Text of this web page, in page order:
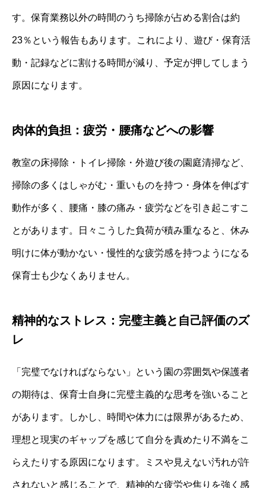
す。保育業務以外の時間のうち掃除が占める割合は約
23％という報告もあります。これにより、遊び・保育活
動・記録などに割ける時間が減り、予定が押してしまう
原因になります。
肉体的負担：疲労・腰痛などへの影響
教室の床掃除・トイレ掃除・外遊び後の園庭清掃など、
掃除の多くはしゃがむ・重いものを持つ・身体を伸ばす
動作が多く、腰痛・膝の痛み・疲労などを引き起こすこ
とがあります。日々こうした負荷が積み重なると、休み
明けに体が動かない・慢性的な疲労感を持つようになる
保育士も少なくありません。
精神的なストレス：完璧主義と自己評価のズ
レ
「完璧でなければならない」という園の雰囲気や保護者
の期待は、保育士自身に完璧主義的な思考を強いること
があります。しかし、時間や体力には限界があるため、
理想と現実のギャップを感じて自分を責めたり不満をこ
らえたりする原因になります。ミスや見えない汚れが許
されないと感じることで、精神的な疲労や焦りを強く感